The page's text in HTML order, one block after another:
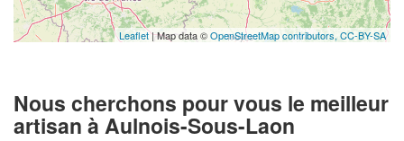
Leaflet| Map data ©OpenStreetMap contributors, CC-BY-SA
Nous cherchons pour vous le meilleur
artisan à Aulnois-Sous-Laon